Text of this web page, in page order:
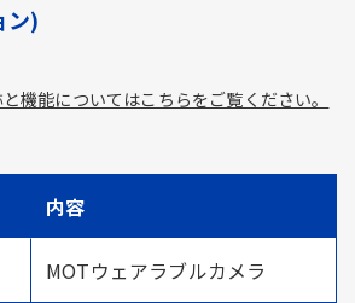
ン)
機能についてはこちらをご覧ください。
内容
MOTウェアラブルカメラ